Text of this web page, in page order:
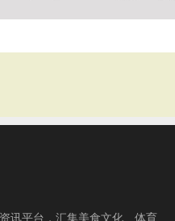
讯平台，汇集美食文化、体育